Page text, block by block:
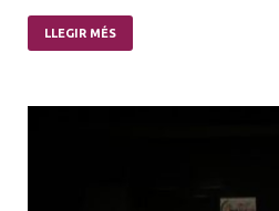
LLEGIR MÉS